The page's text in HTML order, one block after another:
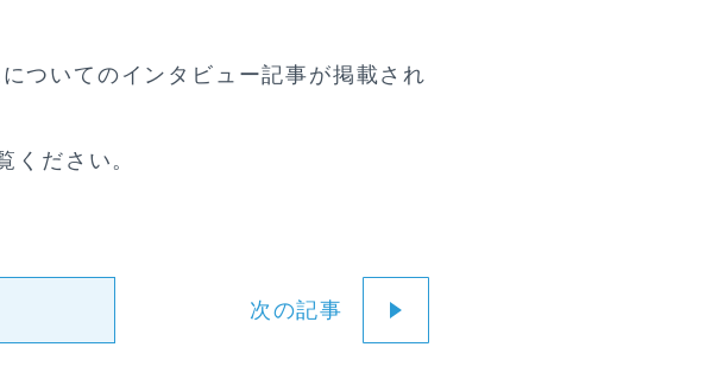
ついてのインタビュー記事が掲載され
ください。
次の記事